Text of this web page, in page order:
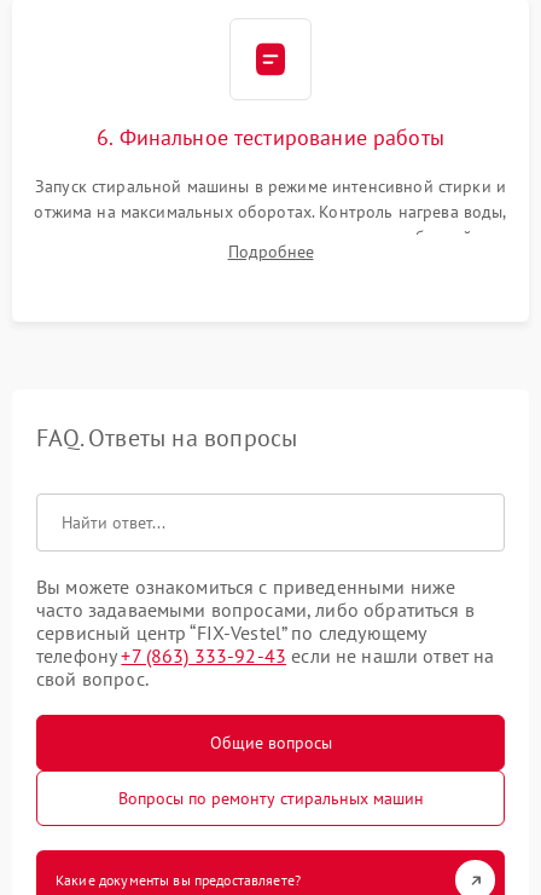
6. Финальное тестирование работы
Запуск стиральной машины в режиме интенсивной стирки и
отжима на максимальных оборотах. Контроль нагрева воды,
корректности слива, отсутствия излишних вибраций,
посторонних стуков и протечек под корпусом.
Подробнее
FAQ. Ответы на вопросы
Вы можете ознакомиться с приведенными ниже
часто задаваемыми вопросами, либо обратиться в
сервисный центр “FIX-Vestel” по следующему
телефону+7 (863) 333-92-43 если не нашли ответ на
свой вопрос.
Общие вопросы
Вопросы по ремонту стиральных машин
Какие документы вы предоставляете?